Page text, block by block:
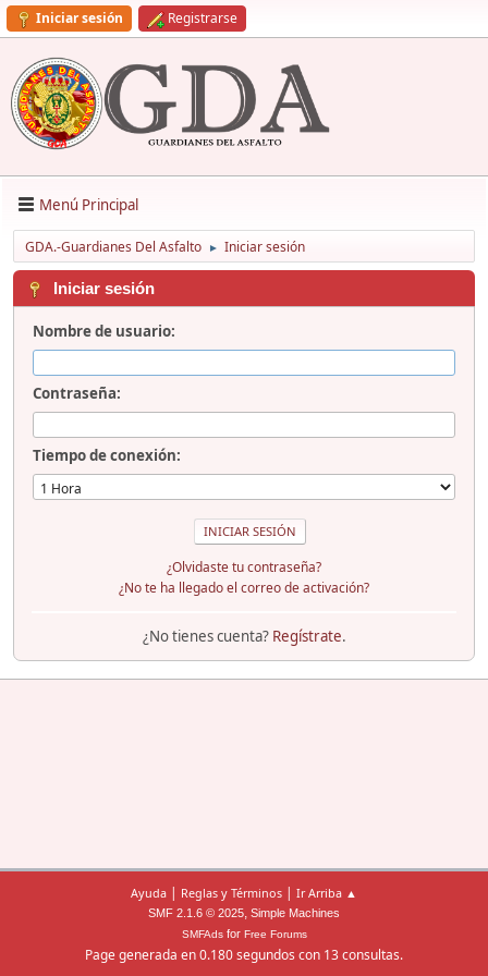
Iniciar sesión Registrarse
Menú Principal
GDA.-Guardianes Del Asfalto ► Iniciar sesión
Iniciar sesión
Nombre de usuario:
Contraseña:
Tiempo de conexión:
¿Olvidaste tu contraseña?
¿No te ha llegado el correo de activación?
¿No tienes cuenta? Regístrate.
Ayuda | Reglas y Términos | Ir Arriba ▲
SMF 2.1.6 © 2025, Simple Machines
SMFAdsfor Free Forums
Page generada en 0.180 segundos con 13 consultas.